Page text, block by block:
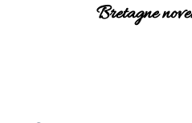
Bretagne